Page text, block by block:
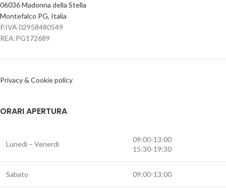
06036 Madonna della Stella
Montefalco PG, Italia
P.IVA 02958480549
REA:PG172689
Privacy & Cookie policy
ORARI APERTURA
Lunedì – Venerdì
09:00-13:00
15:30-19:30
Sabato 09:00-13:00